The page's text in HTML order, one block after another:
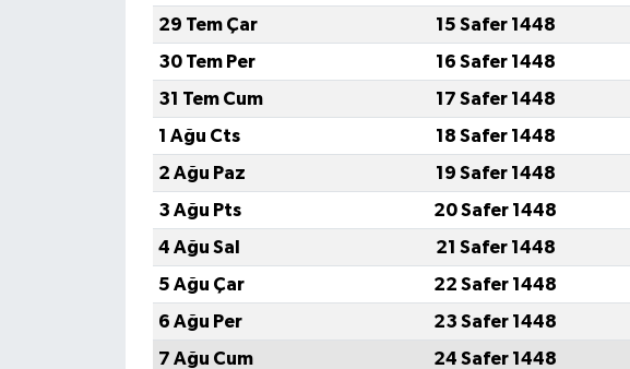
29 Tem Çar
15 Safer 1448
30 Tem Per
16 Safer 1448
31 Tem Cum
17 Safer 1448
1 Ağu Cts
18 Safer 1448
2 Ağu Paz
19 Safer 1448
3 Ağu Pts
20 Safer 1448
4 Ağu Sal
21 Safer 1448
5 Ağu Çar
22 Safer 1448
6 Ağu Per
23 Safer 1448
7 Ağu Cum
24 Safer 1448